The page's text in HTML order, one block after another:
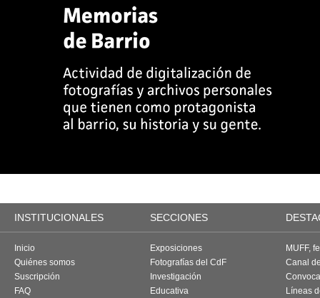
INSTITUCIONALES SECCIONES
Inicio
Quiénes somos
Suscripción
FAQ
Exposiciones
Fotografías del CdF
Investigación
Educativa
MUFF,
Canal
Líneas